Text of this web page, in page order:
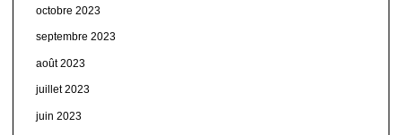
octobre 2023
septembre 2023
août 2023
juillet 2023
juin 2023